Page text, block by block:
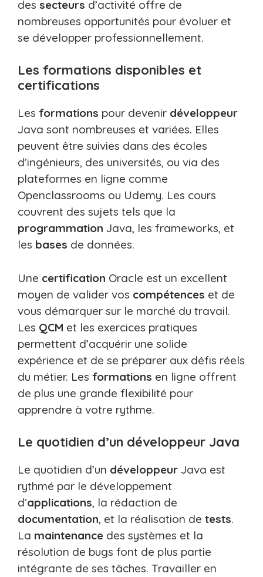
des secteurs d’activité offre de
nombreuses opportunités pour évoluer et
se développer professionnellement.
Les formations disponibles et
certifications
Les formations pour devenir développeur
Java sont nombreuses et variées. Elles
peuvent être suivies dans des écoles
d’ingénieurs, des universités, ou via des
plateformes en ligne comme
Openclassrooms ou Udemy. Les cours
couvrent des sujets tels que la
programmation Java, les frameworks, et
les bases de données.
Une certification Oracle est un excellent
moyen de valider vos compétences et de
vous démarquer sur le marché du travail.
Les QCM et les exercices pratiques
permettent d’acquérir une solide
expérience et de se préparer aux défis réels
du métier. Les formations en ligne offrent
de plus une grande flexibilité pour
apprendre à votre rythme.
Le quotidien d’un développeur Java
Le quotidien d’un développeur Java est
rythmé par le développement
d’applications, la rédaction de
documentation, et la réalisation de tests.
La maintenance des systèmes et la
résolution de bugs font de plus partie
intégrante de ses tâches. Travailler en